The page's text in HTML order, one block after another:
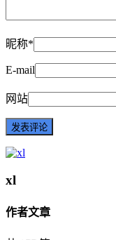
昵称*
E-mail
网站
xl
作者文章